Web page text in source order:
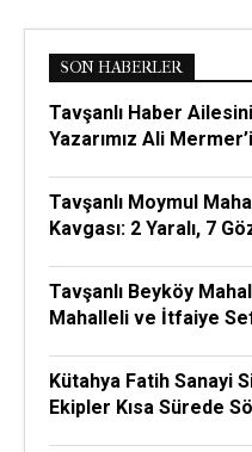
SON HABERLER
Tavşanlı Haber
Yazarımız Ali
Tavşanlı Moymul
Kavgası: 2 Yaralı, 7
Tavşanlı Beyköy
Mahalleli ve İtfaiye
Kütahya Fatih Sanayi
Ekipler Kısa Sürede